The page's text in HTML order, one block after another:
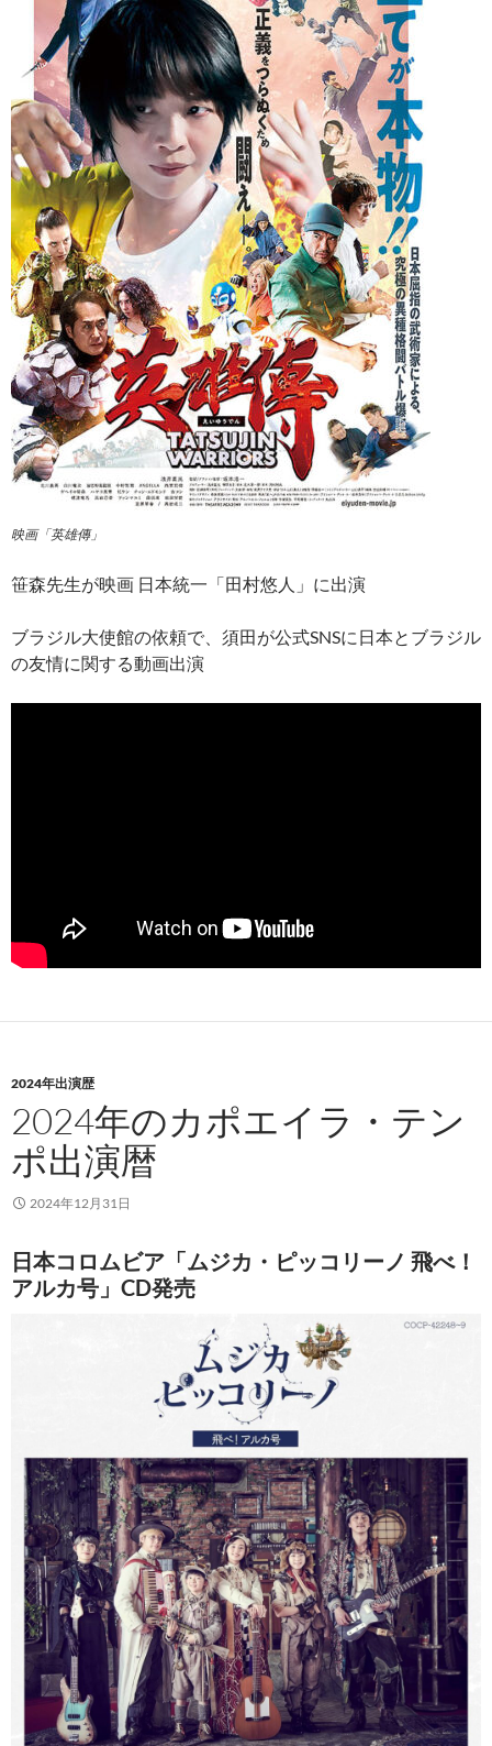
映画「英雄傳」
笹森先生が映画 日本統一「田村悠人」に出演
ブラジル大使館の依頼で、須田が公式SNSに日本とブラジル
の友情に関する動画出演
2024年出演歴
2024年のカポエイラ・テン
ポ出演暦
2024年12月31日
日本コロムビア「ムジカ・ピッコリーノ 飛べ！
アルカ号」CD発売